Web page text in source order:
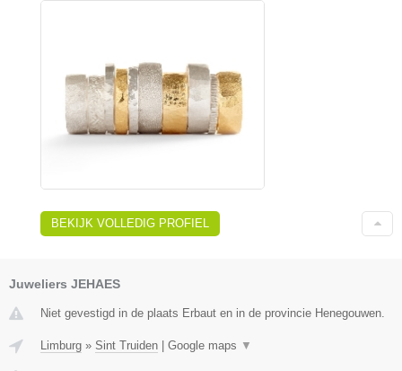
BEKIJK VOLLEDIG PROFIEL
Juweliers JEHAES
Niet gevestigd in de plaats Erbaut en in de provincie Henegouwen.
Limburg » Sint Truiden Google maps ▼